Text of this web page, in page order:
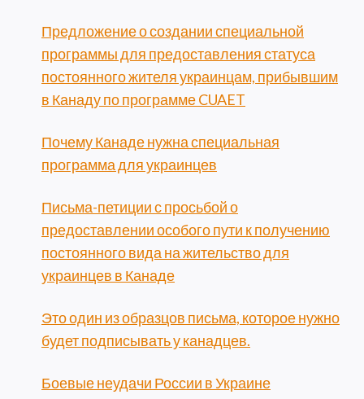
Предложение о создании специальной
программы для предоставления статуса
постоянного жителя украинцам, прибывшим
в Канаду по программе CUAET
Почему Канаде нужна специальная
программа для украинцев
Письма-петиции с просьбой о
предоставлении особого пути к получению
постоянного вида на жительство для
украинцев в Канаде
Это один из образцов письма, которое нужно
будет подписывать у канадцев.
Боевые неудачи России в Украине